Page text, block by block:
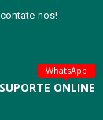
nos!
SUPORTE ONLINE
WhatsApp